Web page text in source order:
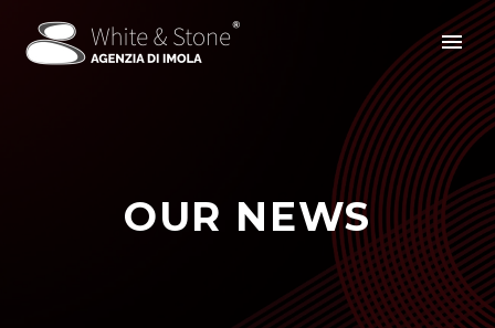
OUR NEWS